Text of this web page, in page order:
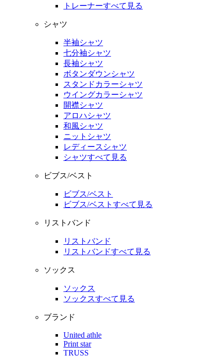
トレーナーすべて見る
シャツ
半袖シャツ
七分袖シャツ
長袖シャツ
ボタンダウンシャツ
スタンドカラーシャツ
ウイングカラーシャツ
開襟シャツ
アロハシャツ
和風シャツ
ニットシャツ
レディースシャツ
シャツすべて見る
ビブス/ベスト
ビブス/ベスト
ビブス/ベストすべて見る
リストバンド
リストバンド
リストバンドすべて見る
ソックス
ソックス
ソックスすべて見る
ブランド
United athle
Print star
TRUSS